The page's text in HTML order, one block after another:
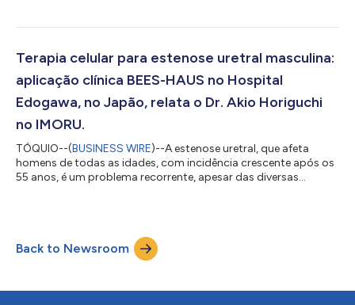
no Vietnã, como um novo destino de turismo médico para
apresentado pelo professor Nguyen Thanh Liem durante o
NCRM NICHE 2025. Ele destacou o apoio...
Terapia celular para estenose uretral masculina:
aplicação clínica BEES-HAUS no Hospital
Edogawa, no Japão, relata o Dr. Akio Horiguchi
no IMORU.
TÓQUIO--(BUSINESS WIRE)--A estenose uretral, que afeta
homens de todas as idades, com incidência crescente após os
55 anos, é um problema recorrente, apesar das diversas
primeiro transplante clínico no Hospital Edogawa, no Japão,
de acordo com a lei da medicina regenerativa japonesa, e
apresentou no International Meeting Of Reco...
Back to Newsroom